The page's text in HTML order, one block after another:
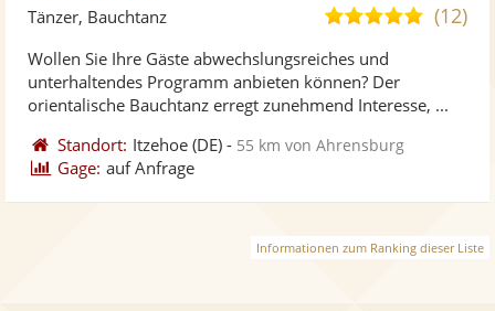
5,0
Sternen
(12)
Tänzer, Bauchtanz
Wollen Sie Ihre Gäste abwechslungsreiches und
unterhaltendes Programm anbieten können? Der
orientalische Bauchtanz erregt zunehmend Interesse, ...
Standort: Itzehoe (DE) - 55 km von Ahrensburg
Gage: auf Anfrage
Informationen zum Ranking dieser Liste